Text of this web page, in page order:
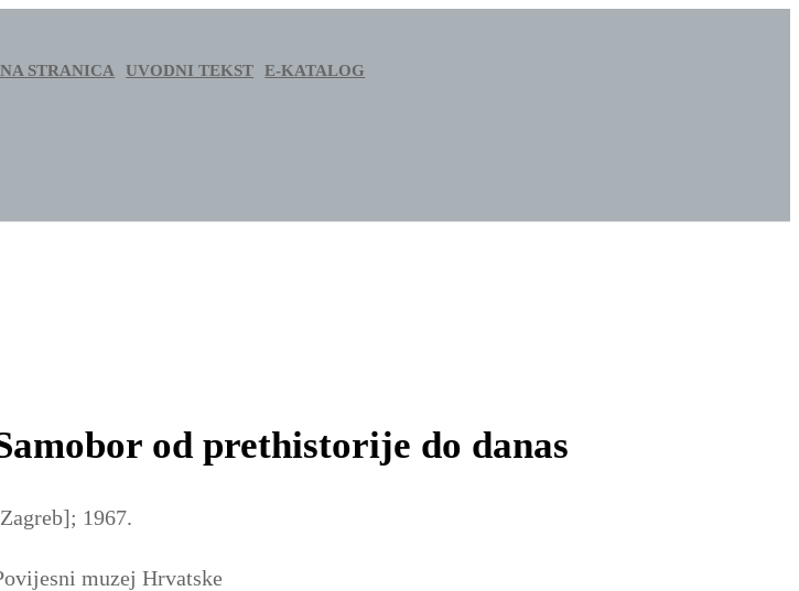
STRANICA UVODNI TEKST E-KATALOG
od prethistorije do danas
1967.
muzej Hrvatske